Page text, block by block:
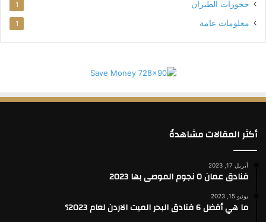
أو الاستمتاع بأجمل الأنشطة الرياضية في ملعب الجولف أو
حجوزات الطيران 1
معلومات عامة 1
أكثر المقالات مشاهدةً
أبريل 17, 2023
فنادق عمان ٥ نجوم الموصى بها 2023
يونيو 15, 2023
ما هي أفضل 6 فنادق البحر الميت الاردن لعام 2023؟